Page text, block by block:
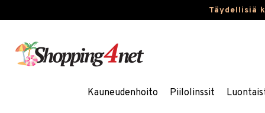
Täydellisiä
Kauneudenhoito Piilolinssit